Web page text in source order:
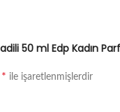
50 ml Edp Kadın
* ile işaretlenmişlerdir